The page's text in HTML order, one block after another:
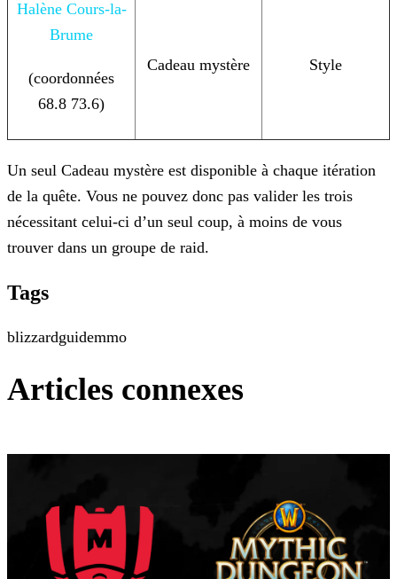
Halène Cours-la-
Brume
(coordonnées
68.8 73.6)
Cadeau mystère Style
Un seul Cadeau mystère est disponible à chaque itération
de la quête. Vous ne pouvez donc pas valider les trois
nécessitant celui-ci d’un seul coup, à moins de vous
trouver dans un groupe de raid.
Tags
blizzardguidemmo
Articles connexes